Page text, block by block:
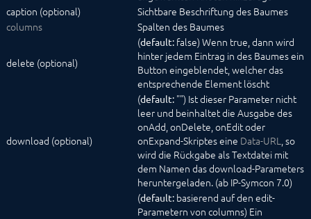
OpenObjectButton
PopupButton
ProgressBar
Select
caption (optional)
Sichtbare Beschriftung des Baumes
columns
Spalten des Baumes
delete (optional)
(default: false) Wenn true, dann wird
hinter jedem Eintrag in des Baumes ein
Button eingeblendet, welcher das
entsprechende Element löscht
download (optional)
(default: "") Ist dieser Parameter nicht
leer und beinhaltet die Ausgabe des
onAdd, onDelete, onEdit oder
onExpand-Skriptes eine Data-URL, so
wird die Rückgabe als Textdatei mit
dem Namen das download-Parameters
heruntergeladen. (ab IP-Symcon 7.0)
(default: basierend auf den edit-
Parametern von columns) Ein